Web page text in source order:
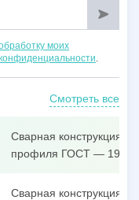
моих
.
Смотреть все
Сварная конструкция из
профиля ГОСТ —
Сварная конструкция из